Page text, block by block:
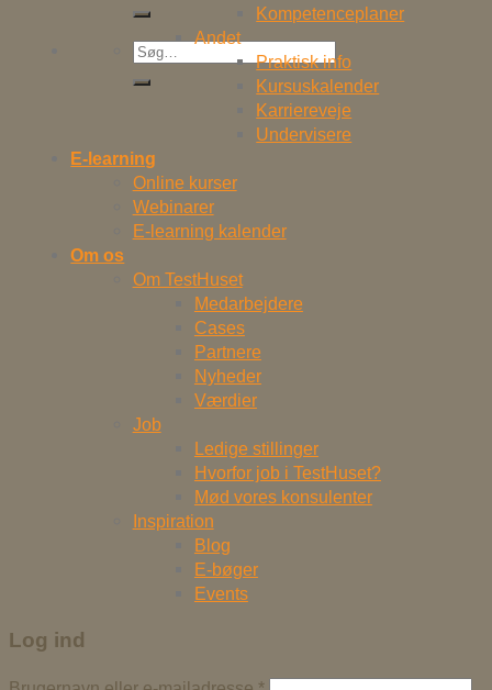
Søg
Kompetenceplaner
Andet
Praktisk info
Kursuskalender
Karriereveje
Undervisere
E-learning
Online kurser
Webinarer
E-learning kalender
Om os
Om TestHuset
Medarbejdere
Cases
Partnere
Nyheder
Værdier
Job
Ledige stillinger
Hvorfor job i TestHuset?
Mød vores konsulenter
Inspiration
Blog
E-bøger
Events
Log ind